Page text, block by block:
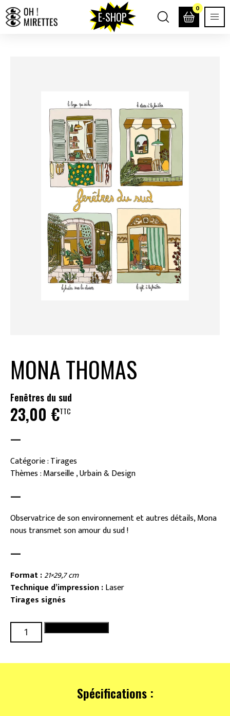
E-SHOP
0
MONA THOMAS
Fenêtres du sud
23,00 €TTC
—
Catégorie : Tirages
Thèmes : Marseille , Urbain & Design
—
Observatrice de son environnement et autres détails, Mona
nous transmet son amour du sud !
—
Format :21×29,7 cm
Technique d’impression :Laser
Tirages signés
quantité
de
du
Spécifications :